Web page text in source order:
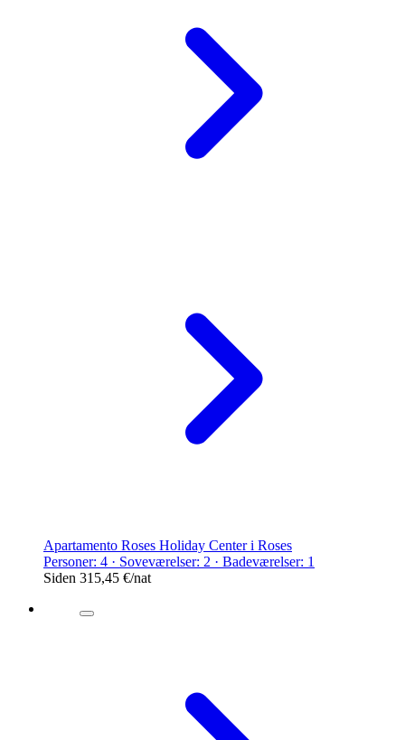
Apartamento Roses Holiday Center i Roses
Personer: 4 · Soveværelser: 2 · Badeværelser: 1
Siden 315,45 €/nat